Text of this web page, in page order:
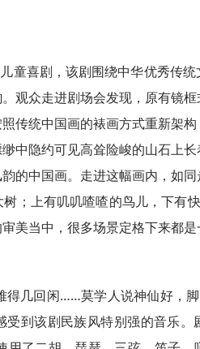
童喜剧，该剧围绕中华优秀传
观众走进剧场会发现，原有镜框
传统中国画的裱画方式重新架
中隐约可见高耸险峻的山石上
的中国画。走进这幅画内，如
；上有叽叽喳喳的鸟儿，下有
美当中，很多场景定格下来都
得几回闲……莫学人说神仙好，
受到该剧民族风特别强的音乐